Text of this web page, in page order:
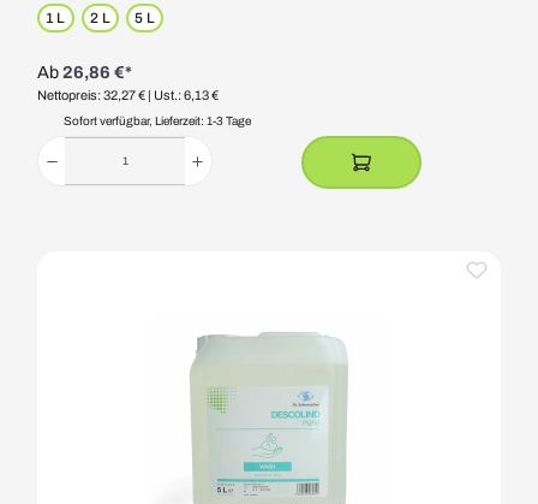
1 L 2 L 5 L
Ab 26,86 €*
Nettopreis: 32,27 € | Ust.: 6,13 €
Sofort verfügbar, Lieferzeit: 1-3 Tage